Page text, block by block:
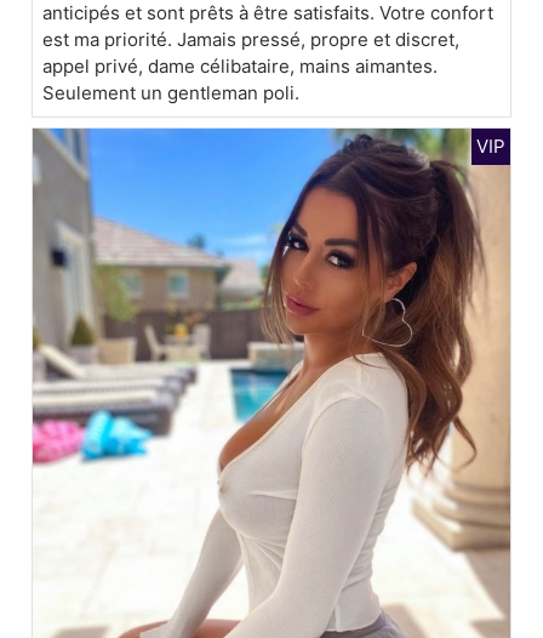
anticipés et sont prêts à être satisfaits. Votre confort
est ma priorité. Jamais pressé, propre et discret,
appel privé, dame célibataire, mains aimantes.
Seulement un gentleman poli.